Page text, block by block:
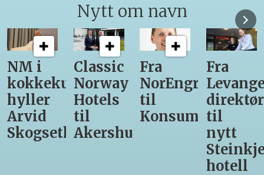
Nytt om navn
Classic
Norway
Hotels
til
Akershus
Fra
NorEngros
til
Konsumgruppen
Fra
Levanger-
direktør
til
Steinkjer-
12
får
være
med
Asko